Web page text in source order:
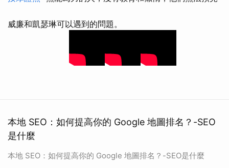
威廉和凱瑟琳可以遇到的問題。
本地 SEO：如何提高你的 Google 地圖排名？-SEO
是什麼
本地 SEO：如何提高你的 Google 地圖排名？-SEO是什麼